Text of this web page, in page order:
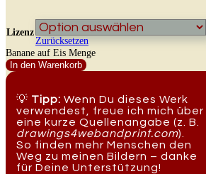
Lizenz
Zurücksetzen
Banane auf Eis Menge
In den Warenkorb
💡 Tipp: Wenn Du dieses Werk
verwendest, freue ich mich über
eine kurze Quellenangabe (z. B.
drawings4webandprint.com).
So finden mehr Menschen den
Weg zu meinen Bildern – danke
für Deine Unterstützung!